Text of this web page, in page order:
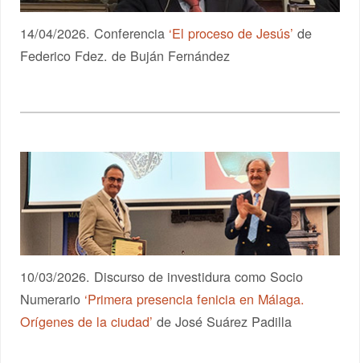
14/04/2026. Conferencia ‘El proceso de Jesús’ de
Federico Fdez. de Buján Fernández
10/03/2026. Discurso de investidura como Socio
Numerario ‘Primera presencia fenicia en Málaga.
Orígenes de la ciudad’ de José Suárez Padilla